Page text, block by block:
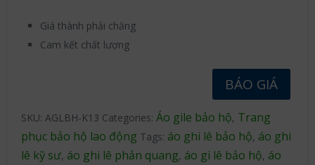
Giá thành phải chăng
Cam kết chất lượng
BÁO GIÁ
SKU: AGLBH-K13 Categories: Áo gile bảo hộ, Trang
phục bảo hộ lao động Tags: áo ghi lê bảo hộ, áo ghi
lê kỹ sư, áo ghi lê phản quang, áo gi lê bảo hộ, áo